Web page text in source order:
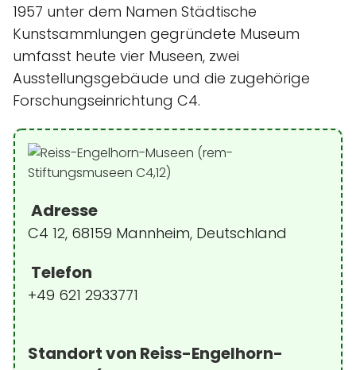
1957 unter dem Namen Städtische
Kunstsammlungen gegründete Museum
umfasst heute vier Museen, zwei
Ausstellungsgebäude und die zugehörige
Forschungseinrichtung C4.
Adresse
C4 12, 68159 Mannheim, Deutschland
Telefon
+49 621 2933771
Standort von Reiss-Engelhorn-